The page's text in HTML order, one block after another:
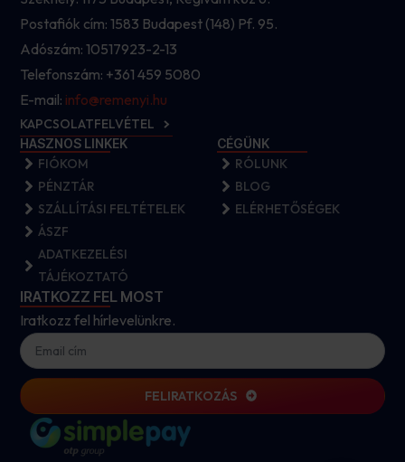
Postafiók cím: 1583 Budapest (148) Pf. 95.
Adószám: 10517923-2-13
Telefonszám: +361 459 5080
E-mail: info@remenyi.hu
KAPCSOLATFELVÉTEL
HASZNOS LINKEK
FIÓKOM
PÉNZTÁR
SZÁLLÍTÁSI FELTÉTELEK
ÁSZF
ADATKEZELÉSI
TÁJÉKOZTATÓ
CÉGÜNK
RÓLUNK
BLOG
ELÉRHETŐSÉGEK
IRATKOZZ FEL MOST
Iratkozz fel hírlevelünkre.
FELIRATKOZÁS